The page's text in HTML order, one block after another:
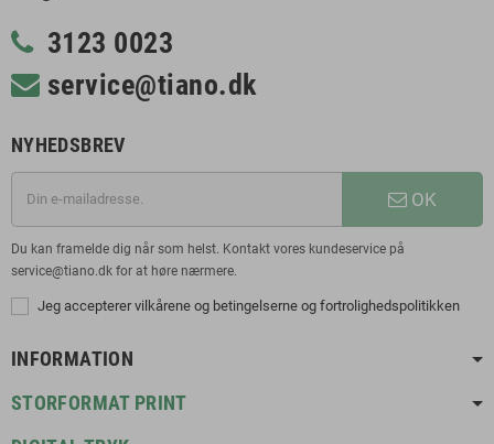
3123 0023
service@tiano.dk
NYHEDSBREV
OK
Du kan framelde dig når som helst. Kontakt vores kundeservice på
service@tiano.dk for at høre nærmere.
Jeg accepterer vilkårene og betingelserne og fortrolighedspolitikken
INFORMATION
STORFORMAT PRINT